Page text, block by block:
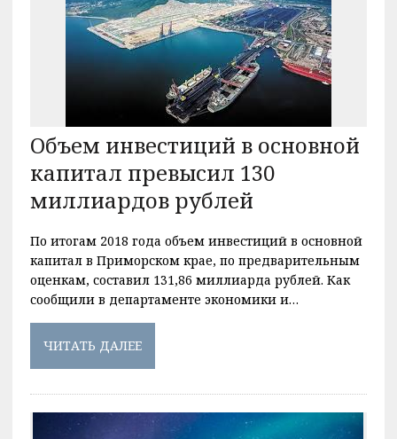
Объем инвестиций в основной
капитал превысил 130
миллиардов рублей
По итогам 2018 года объем инвестиций в основной
капитал в Приморском крае, по предварительным
оценкам, составил 131,86 миллиарда рублей. Как
сообщили в департаменте экономики и…
ЧИТАТЬ ДАЛЕЕ